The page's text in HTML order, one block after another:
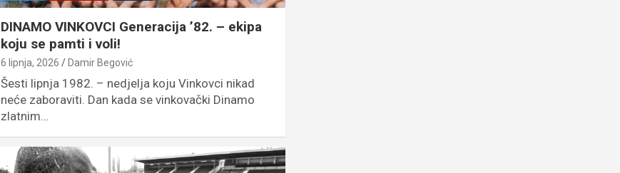
DINAMO VINKOVCI Generacija ’82. – ekipa
koju se pamti i voli!
6 lipnja, 2026 Damir Begović
Šesti lipnja 1982. – nedjelja koju Vinkovci nikad
neće zaboraviti. Dan kada se vinkovački Dinamo
zlatnim…